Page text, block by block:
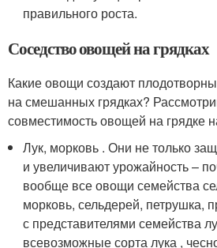
правильного роста.
Соседство овощей на грядках
Какие овощи создают
на смешанных грядках?
совместимость овощей на грядке
Лук, морковь . Они не только
и увеличивают урожайность –
вообще все овощи семейства
морковь, сельдерей, петрушка,
с представителями семейства
всевозможные сорта лука ,